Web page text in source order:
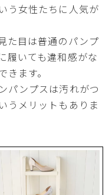
う女性たちに人気が
た目は普通のパンプ
履いても違和感がな
ます。
パンプスは汚れがつ
うメリットもありま